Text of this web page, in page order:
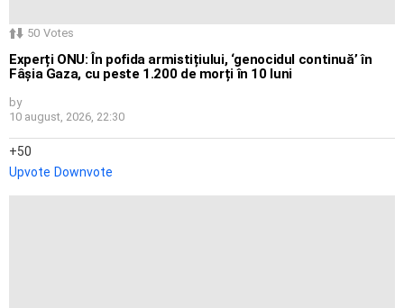
50 Votes
Experți ONU: În pofida armistițiului, ‘genocidul continuă’ în
Fâșia Gaza, cu peste 1.200 de morți în 10 luni
by
10 august, 2026, 22:30
50
Upvote Downvote